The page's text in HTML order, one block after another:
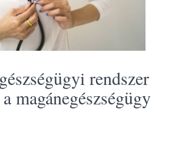
rendszer
magánegészségügy